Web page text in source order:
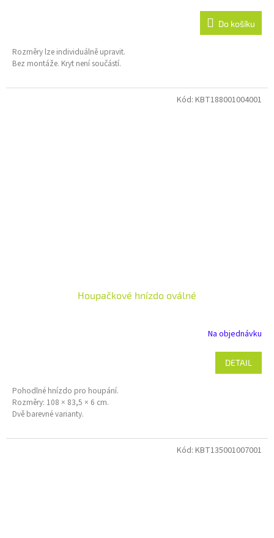
Do košíku
Rozměry lze individuálně upravit.
Bez montáže. Kryt není součástí.
Houpačkové hnízdo oválné
Na objednávku
DETAIL
Pohodlné hnízdo pro houpání.
Rozměry: 108 × 83,5 × 6 cm.
Dvě barevné varianty.
Kód: KBT188001004001
Kód: KBT135001007001